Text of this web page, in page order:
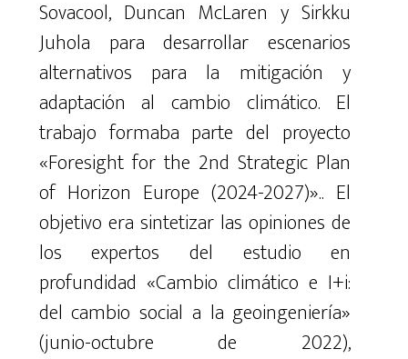
Sovacool, Duncan McLaren y Sirkku
Juhola para desarrollar escenarios
alternativos para la mitigación y
adaptación al cambio climático. El
trabajo formaba parte del proyecto
«Foresight for the 2nd Strategic Plan
of Horizon Europe (2024-2027)».. El
objetivo era sintetizar las opiniones de
los expertos del estudio en
profundidad «Cambio climático e I+i:
del cambio social a la geoingeniería»
(junio-octubre de 2022),